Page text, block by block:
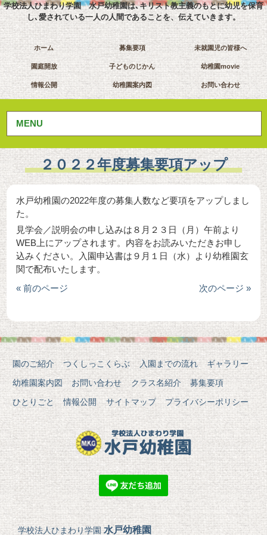
学校法人ひまわり学園 水戸幼稚園は､キリスト教主義のもとに幼児を保育
し､愛されている一人の人間であることを、伝えていきます。
ホーム 募集要項 未就園児の皆様へ
園庭開放 子どものじかん 幼稚園movie
情報公開 幼稚園案内図 お問い合わせ
MENU
２０２２年度募集要項アップ
水戸幼稚園の2022年度の募集人数など要項をアップしまし
た。
見学会／説明会の申し込みは８月２３日（月）午前より
WEB上にアップされます。内容をお読みいただきお申し
込みください。入園申込書は９月１日（水）より幼稚園玄
関で配布いたします。
« 前のページ
次のページ »
園のご紹介 つくしっこくらぶ 入園までの流れ
ギャラリー
幼稚園案内図
お問い合わせ クラス名紹介
募集要項
ひとりごと
情報公開 サイトマップ プライバシーポリシー
学校法人ひまわり学園水戸幼稚園